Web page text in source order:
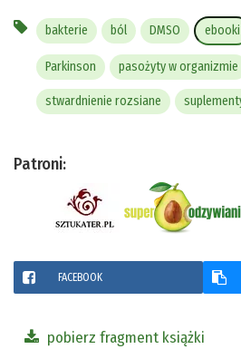
bakterie ból DMSO ebooki
Parkinson pasożyty w organizmie
stwardnienie rozsiane
Patroni:
FACEBOOK
pobierz fragment książki